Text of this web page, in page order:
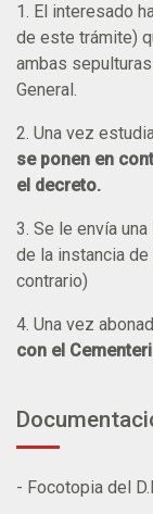
1. El interesado
de este trámite)
ambas
General.
2. Una vez
se ponen en
el decreto.
3. Se le envía una
de la instancia
contrario)
4. Una vez
con el
- Focotopia del